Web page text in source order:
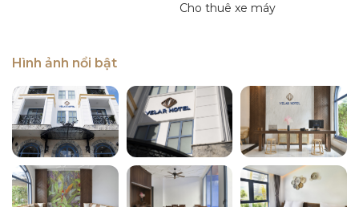
Cho thuê xe máy
Hình ảnh nổi bật